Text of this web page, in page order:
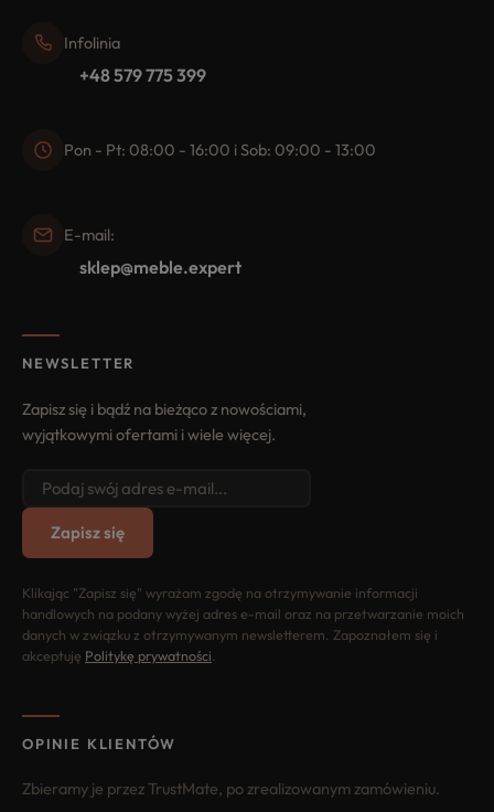
Infolinia
+48 579 775 399
Pon - Pt: 08:00 - 16:00 i Sob: 09:00 - 13:00
E-mail:
sklep@meble.expert
NEWSLETTER
Zapisz się i bądź na bieżąco z nowościami,
wyjątkowymi ofertami i wiele więcej.
Zapisz się
Klikając "Zapisz się" wyrażam zgodę na otrzymywanie informacji
handlowych na podany wyżej adres e-mail oraz na przetwarzanie moich
danych w związku z otrzymywanym newsletterem. Zapoznałem się i
akceptuję Politykę prywatności
OPINIE KLIENTÓW
Zbieramy je przez TrustMate, po zrealizowanym zamówieniu.